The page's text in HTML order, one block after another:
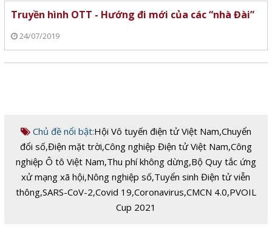
Truyền hình OTT - Hướng đi mới của các “nhà Đài”
24/07/2019
Chủ đề nổi bật:Hội Vô tuyến điện tử Việt Nam,Chuyển
đổi số,Điện mặt trời,Công nghiệp Điện tử Việt Nam,Công
nghiệp Ô tô Việt Nam,Thu phí không dừng,Bộ Quy tắc ứng
xử mạng xã hội,Nông nghiệp số,Tuyển sinh Điện tử viễn
thông,SARS-CoV-2,Covid 19,Coronavirus,CMCN 4.0,PVOIL
Cup 2021